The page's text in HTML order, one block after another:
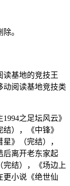
。
读基地的竞技王
动阅读基地竞技类
之足坛风云》
），《中锋》
》（完结），
后离开老东家起
完结），《场边上
更小说《绝世仙